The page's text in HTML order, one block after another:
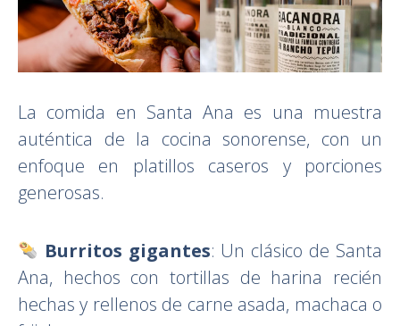
La comida en Santa Ana es una muestra
auténtica de la cocina sonorense, con un
enfoque en platillos caseros y porciones
generosas.
Burritos gigantes: Un clásico de Santa
Ana, hechos con tortillas de harina recién
hechas y rellenos de carne asada, machaca o